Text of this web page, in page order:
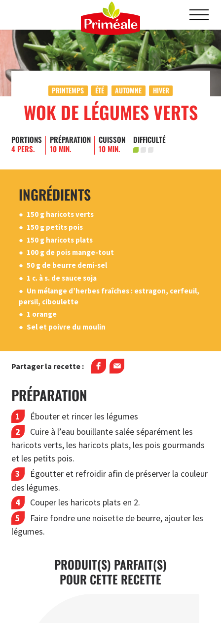
PRINTEMPS ÉTÉ AUTOMNE HIVER
WOK DE LÉGUMES VERTS
PORTIONS
4 PERS.
PRÉPARATION
10 MIN.
CUISSON
10 MIN.
DIFFICULTÉ
INGRÉDIENTS
150 g haricots verts
150 g petits pois
150 g haricots plats
100 g de pois mange-tout
50 g de beurre demi-sel
1 c. à s. de sauce soja
Un mélange d’herbes fraîches : estragon, cerfeuil,
persil, ciboulette
1 orange
Sel et poivre du moulin
Partager la recette :
PRÉPARATION
Ébouter et rincer les légumes
Cuire à l’eau bouillante salée séparément les
haricots verts, les haricots plats, les pois gourmands
et les petits pois.
Égoutter et refroidir afin de préserver la couleur
des légumes.
Couper les haricots plats en 2.
Faire fondre une noisette de beurre, ajouter les
légumes.
PRODUIT(S) PARFAIT(S)
POUR CETTE RECETTE